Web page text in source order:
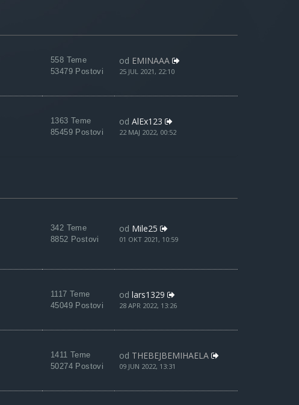
558 Teme
53479 Postovi
od EMINAAA
25 JUL 2021, 22:10
1363 Teme
85459 Postovi
od AlEx123
22 MAJ 2022, 00:52
342 Teme
8852 Postovi
od Mile25
01 OKT 2021, 10:59
1117 Teme
45049 Postovi
od lars1329
28 APR 2022, 13:26
1411 Teme
50274 Postovi
od THEBEJBEMIHAELA
09 JUN 2022, 13:31